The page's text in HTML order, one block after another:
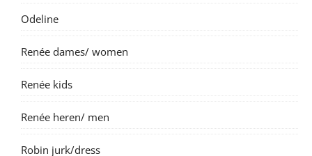
Odeline
Renée dames/ women
Renée kids
Renée heren/ men
Robin jurk/dress